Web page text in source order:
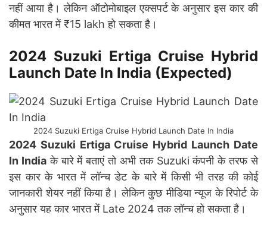
नहीं आया है। लेकिन ऑटोमोबाइल एक्सपर्ट के अनुसार इस कार की
कीमत भारत में ₹15 lakh हो सकता है।
2024 Suzuki Ertiga Cruise Hybrid
Launch Date In India (Expected)
2024 Suzuki Ertiga Cruise Hybrid Launch Date In India
2024 Suzuki Ertiga Cruise Hybrid Launch Date
In Indiaके बारे में बताएं तो अभी तक Suzuki कंपनी के तरफ से
इस कार के भारत में लॉन्च डेट के बारे में किसी भी तरह की कोई
जानकारी शेयर नहीं किया है। लेकिन कुछ मीडिया न्यूज के रिपोर्ट के
अनुसार यह कार भारत में Late 2024 तक लॉन्च हो सकता है।